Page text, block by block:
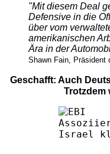
"Mit diesem Deal
Defensive in die
über vom
amerikanischen
Ära in der
Shawn Fain, Präsident
Geschafft: Auch
Trotzdem